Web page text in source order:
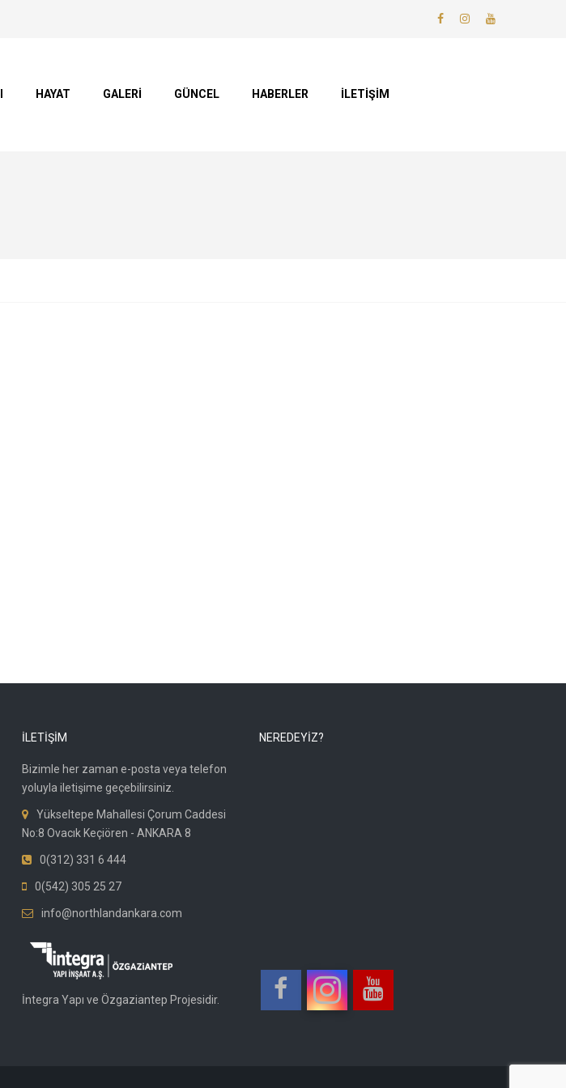
HAYAT GALERİ GÜNCEL HABERLER İLETİŞİM
İLETİŞİM
Bizimle her zaman e-posta veya telefon
yoluyla iletişime geçebilirsiniz.
Yükseltepe Mahallesi Çorum Caddesi
No:8 Ovacık Keçiören - ANKARA 8
0(312) 331 6 444
0(542) 305 25 27
info@northlandankara.com
İntegra Yapı ve Özgaziantep Projesidir.
NEREDEYİZ?